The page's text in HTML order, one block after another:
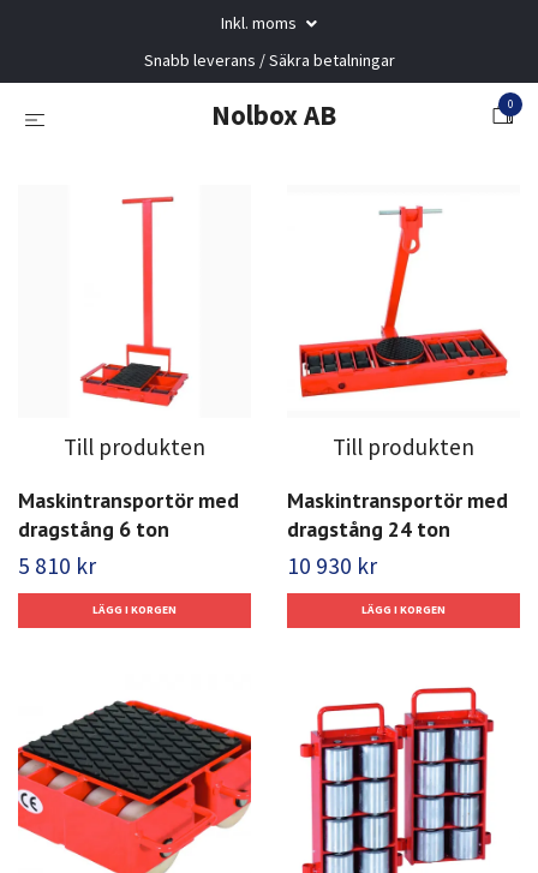
Inkl. moms
Snabb leverans / Säkra betalningar
Nolbox AB 0
Till produkten
Maskintransportör med
dragstång 6 ton
5 810 kr
Till produkten
Maskintransportör med
dragstång 24 ton
10 930 kr